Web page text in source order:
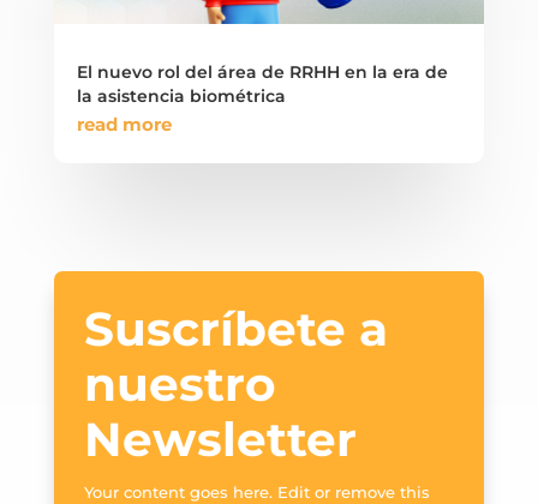
El nuevo rol del área de RRHH en la era de
la asistencia biométrica
read more
Suscríbete a
nuestro
Newsletter
Your content goes here. Edit or remove this